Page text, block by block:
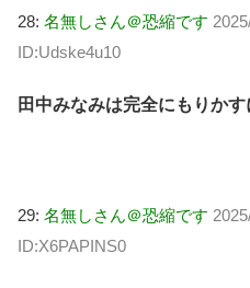
28: 名無しさん＠恐縮です
ID:Udske4u10
田中みなみは完全にもりか
29: 名無しさん＠恐縮です
ID:X6PAPINS0